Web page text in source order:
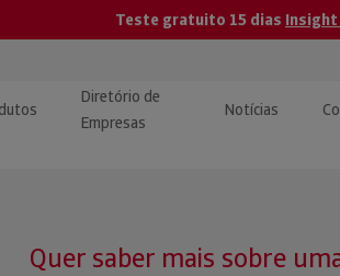
Teste gratuito 15 dias Insight
Diretório de
Empresas
Notícias
Quer saber mais sobre